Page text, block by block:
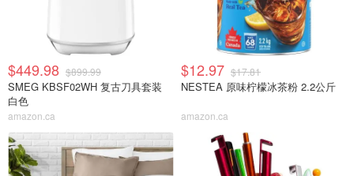
$449.98 $899.99
SMEG KBSF02WH 复古刀具套装
白色
amazon.ca
$12.97 $17.81
NESTEA 原味柠檬冰茶粉 2.2公斤
amazon.ca